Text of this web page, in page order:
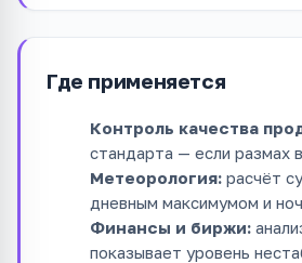
Где применяется
Контроль качества
стандарта — если размах
Метеорология: расчёт
дневным максимумом и
Финансы и биржи:
показывает уровень